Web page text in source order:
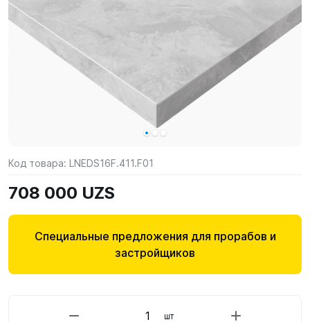
Код товара: LNEDS16F.411.F01
708 000 UZS
Специальные предложения для прорабов и
застройщиков
шт